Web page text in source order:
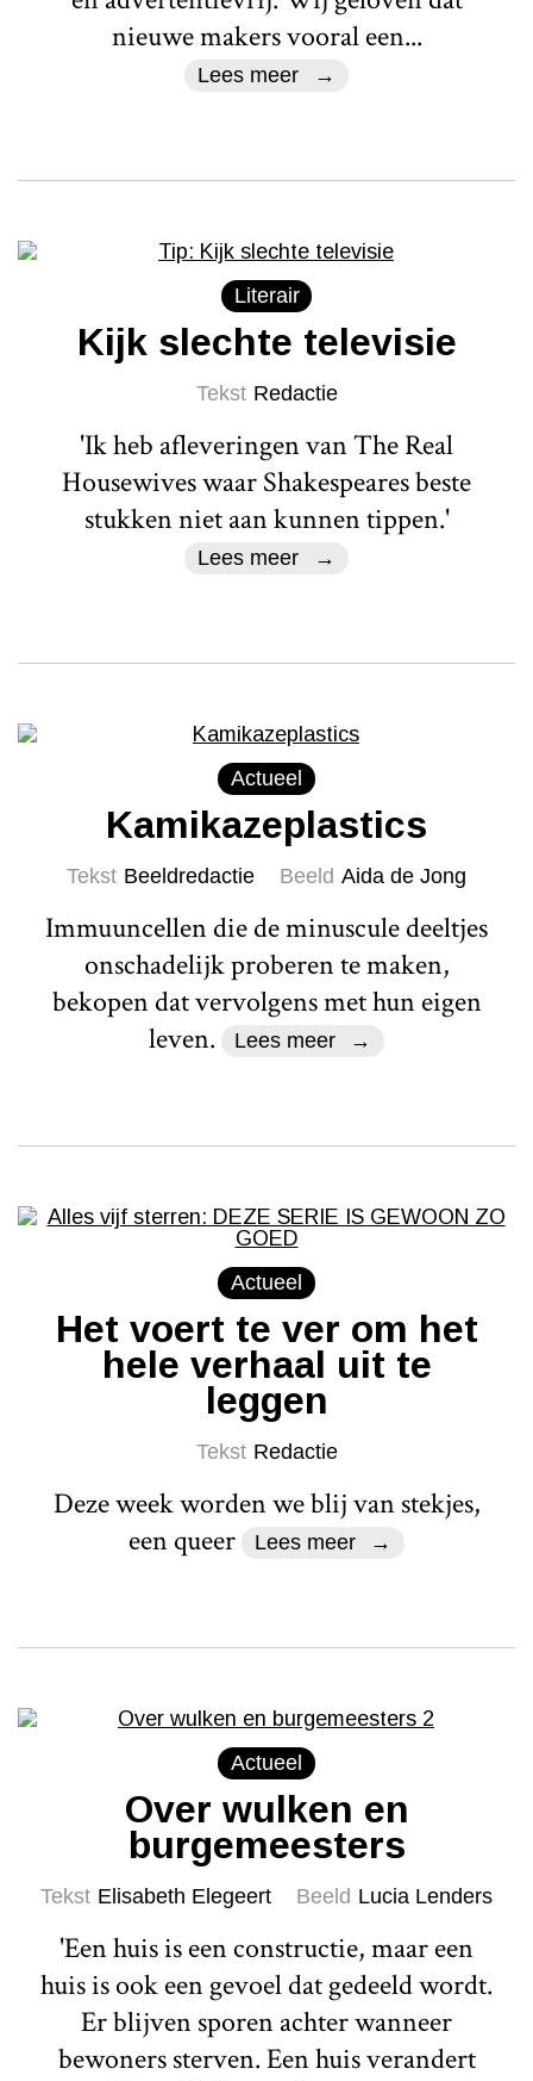
nieuwe makers vooral een...
Lees meer
Literair
Kijk slechte televisie
Tekst Redactie
'Ik heb afleveringen van The Real
Housewives waar Shakespeares beste
stukken niet aan kunnen tippen.'
Lees meer
Actueel
Kamikazeplastics
Tekst Beeldredactie Beeld Aida de Jong
Immuuncellen die de minuscule deeltjes
onschadelijk proberen te maken,
bekopen dat vervolgens met hun eigen
leven.
Lees meer
Actueel
Het voert te ver om het
hele verhaal uit te
leggen
Tekst Redactie
Deze week worden we blij van stekjes,
een queer
Lees meer
Actueel
Over wulken en
burgemeesters
Tekst Elisabeth Elegeert Beeld Lucia Lenders
'Een huis is een constructie, maar een
huis is ook een gevoel dat gedeeld wordt.
Er blijven sporen achter wanneer
bewoners sterven. Een huis verandert